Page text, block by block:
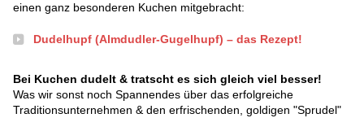
einen ganz besonderen Kuchen mitgebracht:
Dudelhupf (Almdudler-Gugelhupf) – das Rezept!
Bei Kuchen dudelt & tratscht es sich gleich viel besser!
Was wir sonst noch Spannendes über das erfolgreiche
Traditionsunternehmen & den erfrischenden, goldigen "Sprudel"